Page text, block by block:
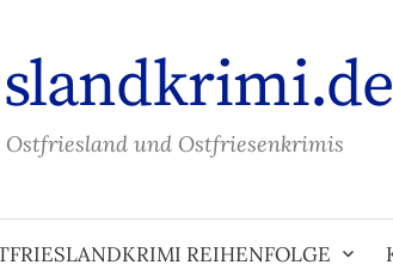
Ostfriesland und Ostfriesenkrimis
REIHENFOLGE